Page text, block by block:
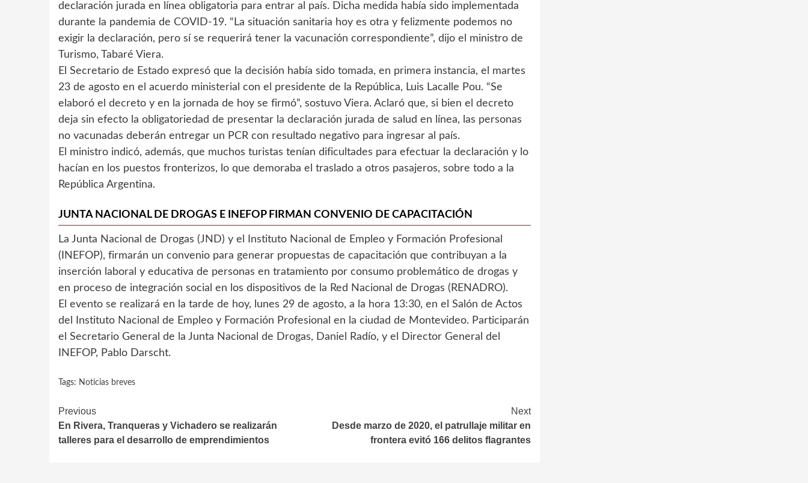
declaración jurada en línea obligatoria para entrar al país. Dicha medida había sido implementada
durante la pandemia de COVID-19. “La situación sanitaria hoy es otra y felizmente podemos no
exigir la declaración, pero sí se requerirá tener la vacunación correspondiente”, dijo el ministro de
Turismo, Tabaré Viera.
El Secretario de Estado expresó que la decisión había sido tomada, en primera instancia, el martes
23 de agosto en el acuerdo ministerial con el presidente de la República, Luis Lacalle Pou. “Se
elaboró el decreto y en la jornada de hoy se firmó”, sostuvo Viera. Aclaró que, si bien el decreto
deja sin efecto la obligatoriedad de presentar la declaración jurada de salud en línea, las personas
no vacunadas deberán entregar un PCR con resultado negativo para ingresar al país.
El ministro indicó, además, que muchos turistas tenían dificultades para efectuar la declaración y lo
hacían en los puestos fronterizos, lo que demoraba el traslado a otros pasajeros, sobre todo a la
República Argentina.
JUNTA NACIONAL DE DROGAS E INEFOP FIRMAN CONVENIO DE CAPACITACIÓN
La Junta Nacional de Drogas (JND) y el Instituto Nacional de Empleo y Formación Profesional
(INEFOP), firmarán un convenio para generar propuestas de capacitación que contribuyan a la
inserción laboral y educativa de personas en tratamiento por consumo problemático de drogas y
en proceso de integración social en los dispositivos de la Red Nacional de Drogas (RENADRO).
El evento se realizará en la tarde de hoy, lunes 29 de agosto, a la hora 13:30, en el Salón de Actos
del Instituto Nacional de Empleo y Formación Profesional en la ciudad de Montevideo. Participarán
el Secretario General de la Junta Nacional de Drogas, Daniel Radío, y el Director General del
INEFOP, Pablo Darscht.
Tags: Noticias breves
Continue
Reading
Previous
En Rivera, Tranqueras y Vichadero se realizarán
talleres para el desarrollo de emprendimientos
Next
Desde marzo de 2020, el patrullaje militar en
frontera evitó 166 delitos flagrantes